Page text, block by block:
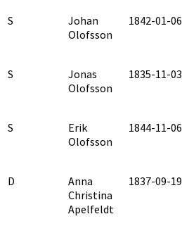
S
Johan
Olofsson
1842-01-06
S
Jonas
Olofsson
1835-11-03
S
Erik
Olofsson
1844-11-06
D
Anna
Christina
Apelfeldt
1837-09-19